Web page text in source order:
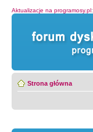
Aktualizacje na programosy.pl:
Strona główna